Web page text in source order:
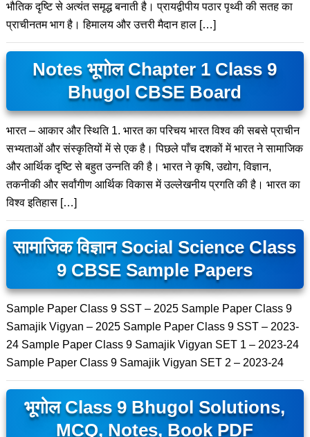
भौतिक दृष्टि से अत्यंत समृद्ध बनाती है। प्रायद्वीपीय पठार पृथ्वी की सतह का
प्राचीनतम भाग है। हिमालय और उत्तरी मैदान हाल […]
Notes भूगोल Chapter 1 Class 9
Bhugol CBSE Board
भारत – आकार और स्थिति 1. भारत का परिचय भारत विश्व की सबसे प्राचीन
सभ्यताओं और संस्कृतियों में से एक है। पिछले पाँच दशकों में भारत ने सामाजिक
और आर्थिक दृष्टि से बहुत उन्नति की है। भारत ने कृषि, उद्योग, विज्ञान,
तकनीकी और सर्वांगीण आर्थिक विकास में उल्लेखनीय प्रगति की है। भारत का
विश्व इतिहास […]
सामाजिक विज्ञान Social Science Class
9 CBSE Sample Papers
Sample Paper Class 9 SST – 2025 Sample Paper Class 9
Samajik Vigyan – 2025 Sample Paper Class 9 SST – 2023-
24 Sample Paper Class 9 Samajik Vigyan SET 1 – 2023-24
Sample Paper Class 9 Samajik Vigyan SET 2 – 2023-24
भूगोल Class 9 Bhugol Solutions,
MCQ, Notes, Book PDF